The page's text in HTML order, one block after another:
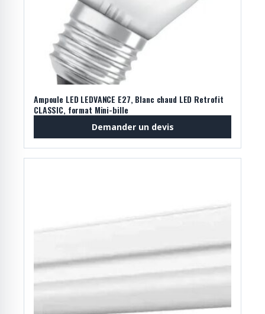
Ampoule LED LEDVANCE E27, Blanc chaud LED Retrofit
CLASSIC, format Mini-bille
Demander un devis